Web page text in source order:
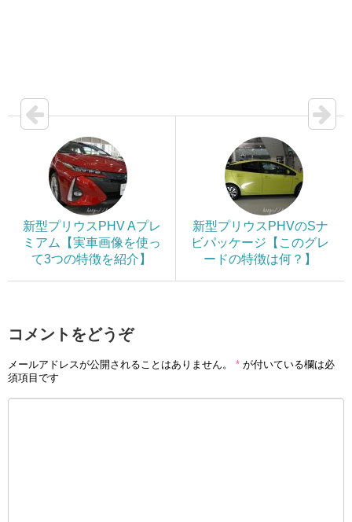
新型プリウスPHV Aプレ
ミアム【実車画像を使っ
て3つの特徴を紹介】
新型プリウスPHVのSナ
ビパッケージ【このグレ
ードの特徴は何？】
コメントをどうぞ
メールアドレスが公開されることはありません。 * が付いている欄は必
須項目です